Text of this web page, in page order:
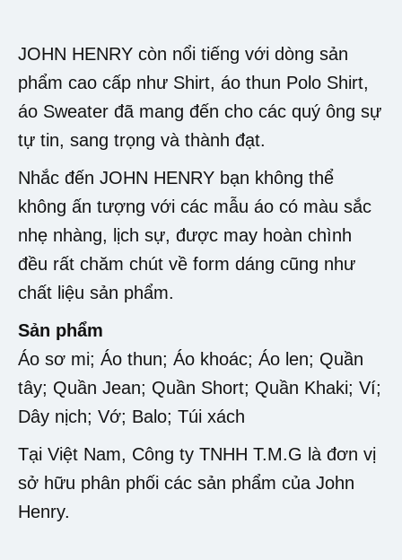
JOHN HENRY còn nổi tiếng với dòng sản
phẩm cao cấp như Shirt, áo thun Polo Shirt,
áo Sweater đã mang đến cho các quý ông sự
tự tin, sang trọng và thành đạt.
Nhắc đến JOHN HENRY bạn không thể
không ấn tượng với các mẫu áo có màu sắc
nhẹ nhàng, lịch sự, được may hoàn chình
đều rất chăm chút về form dáng cũng như
chất liệu sản phẩm.
Sản phẩm
Áo sơ mi; Áo thun; Áo khoác; Áo len; Quần
tây; Quần Jean; Quần Short; Quần Khaki; Ví;
Dây nịch; Vớ; Balo; Túi xách
Tại Việt Nam, Công ty TNHH T.M.G là đơn vị
sở hữu phân phối các sản phẩm của John
Henry.